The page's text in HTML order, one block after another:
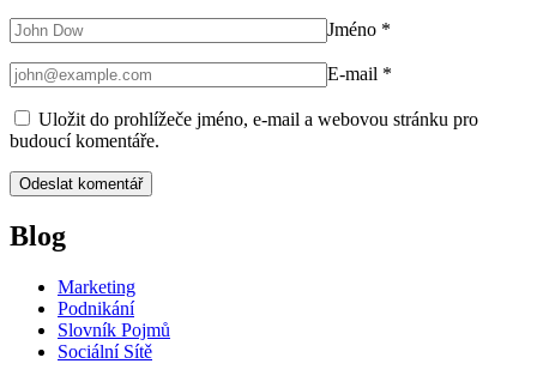
Jméno *
E-mail *
Uložit do prohlížeče jméno, e-mail a webovou stránku pro
budoucí komentáře.
Blog
Marketing
Podnikání
Slovník Pojmů
Sociální Sítě